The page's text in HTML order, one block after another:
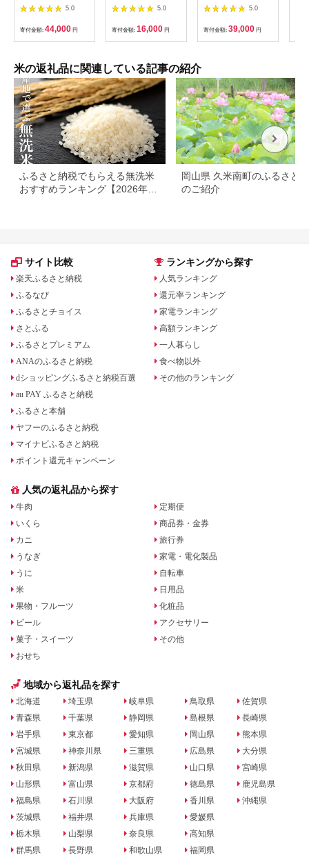
(6.5kg×2袋) 【2025
年10月上旬より順次
発送開始】 ブレンド
米 お米 白米 米 おす
すめ 人気 ランキング
5.0
寄付金額: 44,000 円
和7年産 白米 田口商
店 農家直送 秋田県産
[米 あきたこまち 白米
秋田県産]
5.0
寄付金額: 16,000 円
月連続お届け 米 お
米 新潟 新潟県 | お
米 こめ 白米 食品 人
気 おすすめ 送料無料
5.0
寄付金額: 39,000 円
米の返礼品に関連している記事の紹介
ふるさと納税でもらえる無洗米
おすすめランキング【2026年最
岡山県 久米南町のふるさと
のご紹介
サイト比較
楽天ふるさと納税
ふるなび
ふるさとチョイス
さとふる
ふるさとプレミアム
ANAのふるさと納税
dショッピングふるさと納税百選
au PAY ふるさと納税
ふるさと本舗
ヤフーのふるさと納税
マイナビふるさと納税
ポイント還元キャンペーン
ランキングから探す
人気ランキング
還元率ランキング
家電ランキング
高額ランキング
一人暮らし
食べ物以外
その他のランキング
人気の返礼品から探す
牛肉
いくら
カニ
うなぎ
うに
米
果物・フルーツ
ビール
菓子・スイーツ
おせち
定期便
商品券・金券
旅行券
家電・電化製品
自転車
日用品
化粧品
アクセサリー
その他
地域から返礼品を探す
北海道
青森県
岩手県
宮城県
秋田県
山形県
福島県
茨城県
栃木県
群馬県
埼玉県
千葉県
東京都
神奈川県
新潟県
富山県
石川県
福井県
山梨県
長野県
岐阜県
静岡県
愛知県
三重県
滋賀県
京都府
大阪府
兵庫県
奈良県
和歌山県
鳥取県
島根県
岡山県
広島県
山口県
徳島県
香川県
愛媛県
高知県
福岡県
佐賀県
長崎県
熊本県
大分県
宮崎県
鹿児島県
沖縄県